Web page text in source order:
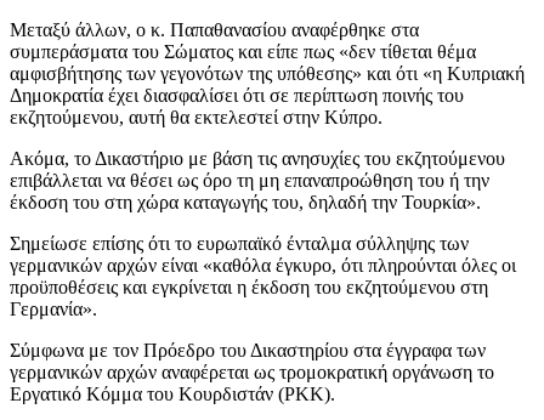
Μεταξύ άλλων, ο κ. Παπαθανασίου αναφέρθηκε στα
συμπεράσματα του Σώματος και είπε πως «δεν τίθεται θέμα
αμφισβήτησης των γεγονότων της υπόθεσης» και ότι «η Κυπριακή
Δημοκρατία έχει διασφαλίσει ότι σε περίπτωση ποινής του
εκζητούμενου, αυτή θα εκτελεστεί στην Κύπρο.
Ακόμα, το Δικαστήριο με βάση τις ανησυχίες του εκζητούμενου
επιβάλλεται να θέσει ως όρο τη μη επαναπροώθηση του ή την
έκδοση του στη χώρα καταγωγής του, δηλαδή την Τουρκία».
Σημείωσε επίσης ότι το ευρωπαϊκό ένταλμα σύλληψης των
γερμανικών αρχών είναι «καθόλα έγκυρο, ότι πληρούνται όλες οι
προϋποθέσεις και εγκρίνεται η έκδοση του εκζητούμενου στη
Γερμανία».
Σύμφωνα με τον Πρόεδρο του Δικαστηρίου στα έγγραφα των
γερμανικών αρχών αναφέρεται ως τρομοκρατική οργάνωση το
Εργατικό Κόμμα του Κουρδιστάν (PKK).